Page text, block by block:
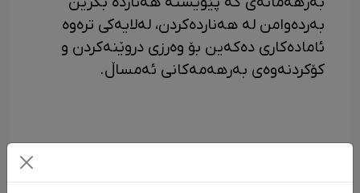
بەردەوامن لە هەناردەکردن، لەلایەکی ترەوە
ئامادەکاری دەکەین بۆ وەرزی دروێنەکردن و
کۆکردنەوەی بەرهەمەکانی ئەمساڵ.